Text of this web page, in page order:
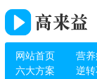
网站首页 营
六大方案
逆